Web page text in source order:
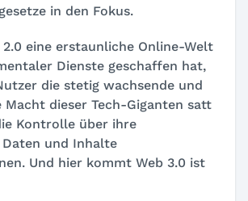
in den Fokus.
eine erstaunliche Online-Welt
Dienste geschaffen hat,
die stetig wachsende und
dieser Tech-Giganten satt
Kontrolle über ihre
und Inhalte
Und hier kommt Web 3.0 ist